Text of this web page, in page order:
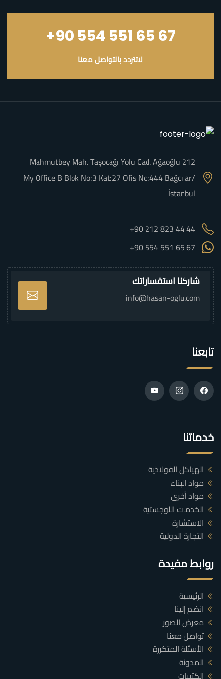
+90 554 551 65 67
لاتتردد بالتواصل معنا
Mahmutbey Mah. Taşocağı Yolu Cad. Ağaoğlu 212
My Office B Blok No:3 Kat:27 Ofis No:444 Bağcılar/
İstanbul
+90 212 823 44 44
+90 554 551 65 67
تابعنا
شاركنا استفساراتك
info@hasan-oglu.com
خدماتنا
الهياكل الفولاذية
مواد البناء
مواد أخرى
الخدمات اللوجستية
الاستشارة
التجارة الدولية
روابط مفيدة
الرئيسية
انضم إلينا
معرض الصور
تواصل معنا
الأسئلة المتكررة
المدونة
الكتيبات